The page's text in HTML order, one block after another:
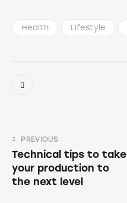
Health Lifestyle
PREVIOUS
Technical tips to take
your production to
the next level